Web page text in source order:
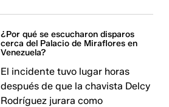
¿Por qué se escucharon disparos
cerca del Palacio de Miraflores en
Venezuela?
El incidente tuvo lugar horas
después de que la chavista Delcy
Rodríguez jurara como